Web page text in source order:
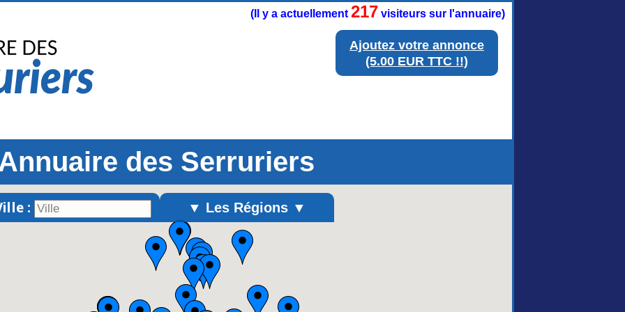
Ajoutez votre annonce
(5.00 EUR TTC !!)
(Il y a actuellement 217 visiteurs sur l'annuaire)
des Serruriers
: ▼ Les Régions ▼
Alsace
Aquitaine
Basse-Normandie